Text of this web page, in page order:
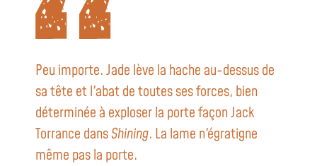
Peu importe. Jade lève la hache au-dessus de
sa tête et l'abat de toutes ses forces, bien
déterminée à exploser la porte façon Jack
Torrance dansShining. La lame n'égratigne
même pas la porte.